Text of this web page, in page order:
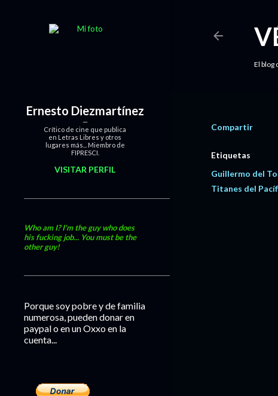
El blog
Compartir
Etiquetas
Guillermo del
Titanes del
Ernesto Diezmartínez
Crítico de cine que publica
en Letras Libres y otros
lugares más... Miembro de
FIPRESCI.
VISITAR PERFIL
Who am I? I'm the guy who does
his fucking job... You must be the
other guy!
Porque soy pobre y de familia
numerosa, pueden donar en
paypal o en un Oxxo en la
cuenta...